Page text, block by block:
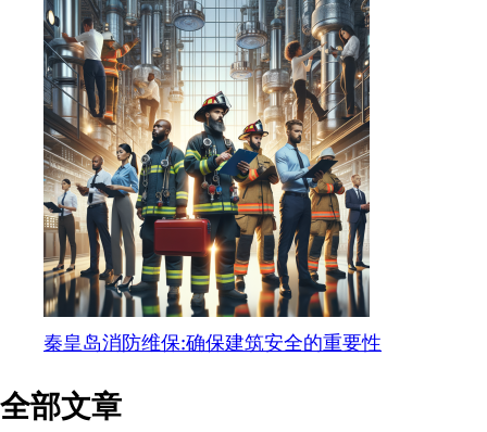
秦皇岛消防维保:确保建筑安全的重要性
全部文章